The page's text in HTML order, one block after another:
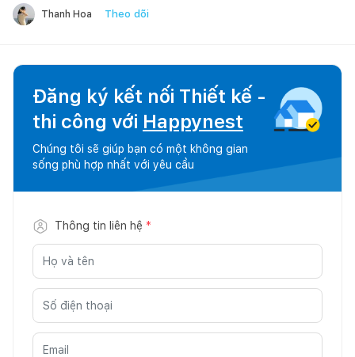
Thanh Hoa Theo dõi
Đăng ký kết nối Thiết kế -
thi công với Happynest
Chúng tôi sẽ giúp bạn có một không gian
sống phù hợp nhất với yêu cầu
Thông tin liên hệ *